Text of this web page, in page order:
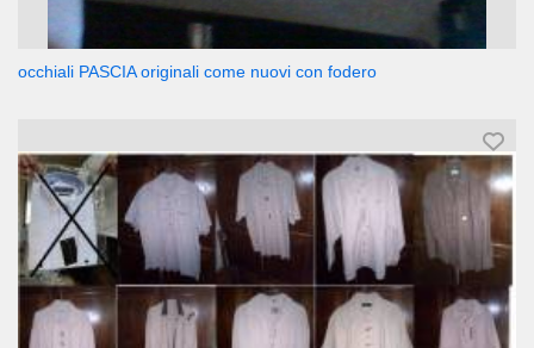
occhiali PASCIA originali come nuovi con fodero